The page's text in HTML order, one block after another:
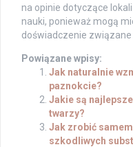
na opinie dotyczące
nauki, ponieważ mogą
doświadczenie związane
Powiązane wpisy:
Jak naturalnie
paznokcie?
Jakie są
twarzy?
Jak zrobić
szkodliwych